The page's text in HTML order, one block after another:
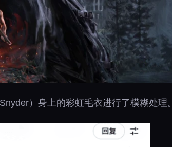
）身上的彩虹毛衣进行了模糊处理。